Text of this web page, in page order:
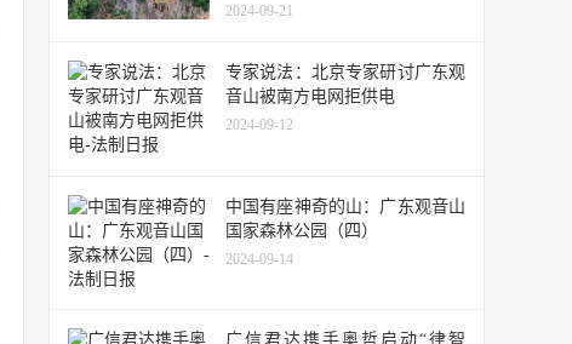
2024-09-21
专家说法：北京专家研讨广东观
音山被南方电网拒供电
2024-09-12
中国有座神奇的山：广东观音山
国家森林公园（四）
2024-09-14
广信君达携手奥哲启动“律智